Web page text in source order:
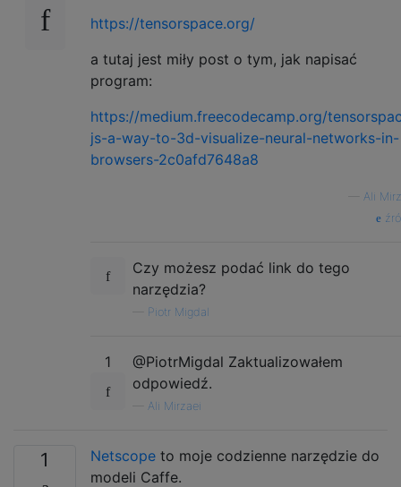
https://tensorspace.org/
a tutaj jest miły post o tym, jak napisać
program:
https://medium.freecodecamp.org/
js-a-way-to-3d-visualize-neural-networks-in-
browsers-2c0afd7648a8
Ali
Czy możesz podać link do tego
narzędzia?
Piotr Migdal
1
@PiotrMigdal Zaktualizowałem
odpowiedź.
Ali Mirzaei
1 Netscope to moje codzienne narzędzie do
modeli Caffe.